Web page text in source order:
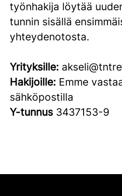
työnhakija löytää
tunnin sisällä
yhteydenotosta.
Yrityksille:
Hakijoille: Emme
sähköpostilla
Y-tunnus 3437153-9